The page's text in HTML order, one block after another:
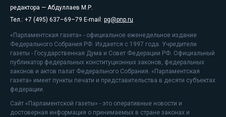
редактора — Абдуллаев М.Р.
Тел.: +7 (495) 637–69–79 E-mail: pg@pnp.ru
«Парламентская газета» - официальное еженедельное издание
Федерального Собрания РФ. Издается с 1997 года. Учредители
газеты - Государственная Дума и Совет Федерации РФ. Официальный
публикатор федеральных конституционных законов, федеральных
законов и актов палат Федерального Собрания. «Парламентская
газета» имеет пункты печати и представительства в десяти субъектах
федерации.
Сайт «Парламентской газеты» - это оперативные новости и
достоверная информация о принимаемых в стране законах и